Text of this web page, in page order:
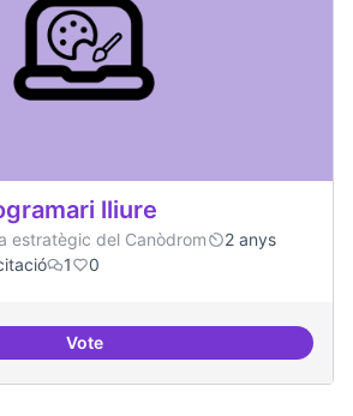
lliure
estratègic del Canòdrom
2 anys
1 0
VoteArtistes i programari lliure